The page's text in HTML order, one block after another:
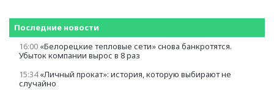
Последние новости
16:00 «Белорецкие тепловые сети» cнова банкротятся.
Убыток компании вырос в 8 раз
15:34 «Личный прокат»: история, которую выбирают не
случайно